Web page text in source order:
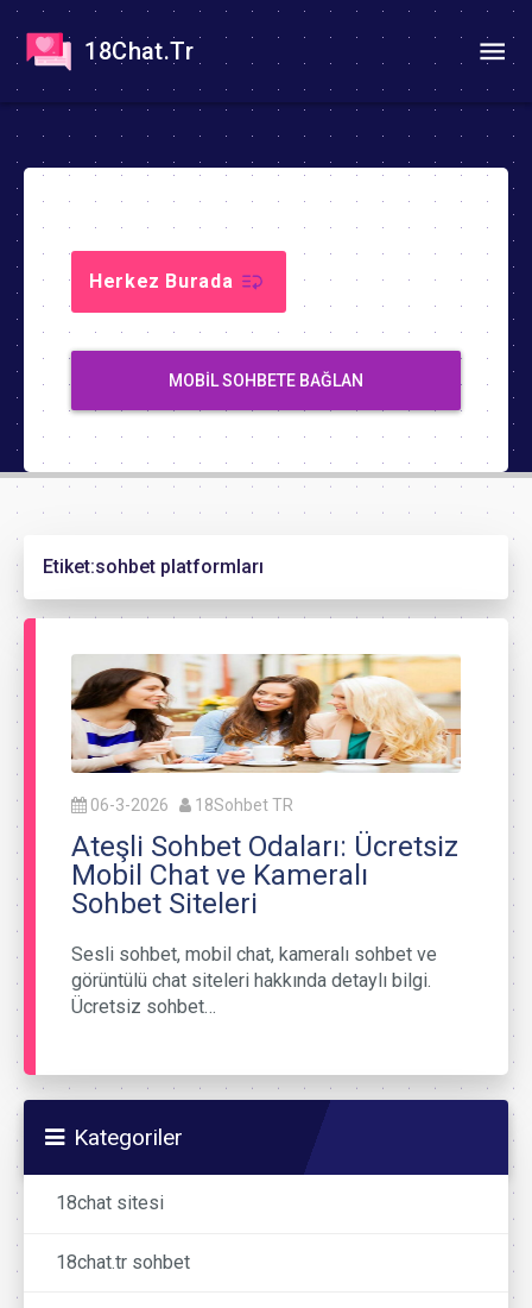
18Chat.Tr
Herkez Burada
MOBIL SOHBETE BAĞLAN
Etiket:sohbet platformları
06-3-2026 18Sohbet TR
Ateşli Sohbet Odaları: Ücretsiz
Mobil Chat ve Kameralı
Sohbet Siteleri
Sesli sohbet, mobil chat, kameralı sohbet ve
görüntülü chat siteleri hakkında detaylı bilgi.
Ücretsiz sohbet…
Kategoriler
18chat sitesi
18chat.tr sohbet